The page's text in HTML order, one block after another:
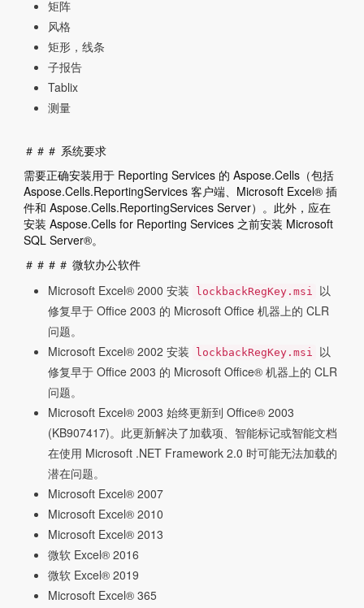
矩阵
风格
矩形，线条
子报告
Tablix
测量
＃＃＃ 系统要求
需要正确安装用于 Reporting Services 的 Aspose.Cells（包括
Aspose.Cells.ReportingServices 客户端、Microsoft Excel® 插
件和 Aspose.Cells.ReportingServices Server）。此外，应在
安装 Aspose.Cells for Reporting Services 之前安装 Microsoft
SQL Server®。
＃＃＃＃ 微软办公软件
Microsoft Excel® 2000 安装
lockbackRegKey.msi
以
修复早于 Office 2003 的 Microsoft Office 机器上的 CLR
问题。
Microsoft Excel® 2002 安装
lockbackRegKey.msi
以
修复早于 Office 2003 的 Microsoft Office® 机器上的 CLR
问题。
Microsoft Excel® 2003 始终更新到 Office® 2003
(KB907417)。此更新解决了加载项、智能标记或智能文档
在使用 Microsoft .NET Framework 2.0 时可能无法加载的
潜在问题。
Microsoft Excel® 2007
Microsoft Excel® 2010
Microsoft Excel® 2013
微软 Excel® 2016
微软 Excel® 2019
Microsoft Excel® 365